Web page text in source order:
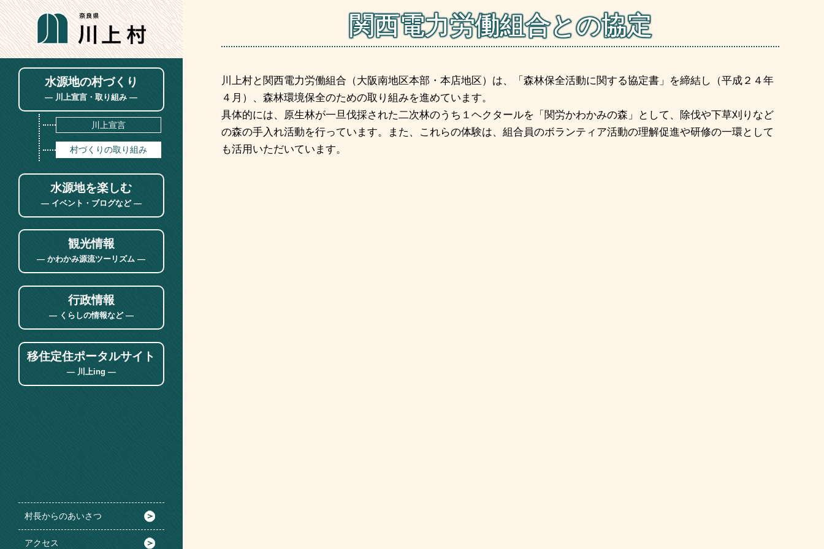
水源地の村づくり
― 川上宣言・取り組み ―
川上宣言
村づくりの取り組み
水源地を楽しむ
― イベント・ブログなど ―
水源地のプログラム
水源地のブログ
観光情報
― かわかみ源流ツーリズム ―
行政情報
― くらしの情報など ―
移住定住ポータルサイト
― 川上ing ―
村長からのあいさつ
アクセス
関西電力労働組合との協定
川上村と関西電力労働組合（大阪南地区本部・本店地区）は、「森林保全活動に関する協定書」を締結し（平成２４年
４月）、森林環境保全のための取り組みを進めています。
具体的には、原生林が一旦伐採された二次林のうち１ヘクタールを「関労かわかみの森」として、除伐や下草刈りなど
の森の手入れ活動を行っています。また、これらの体験は、組合員のボランティア活動の理解促進や研修の一環として
も活用いただいています。